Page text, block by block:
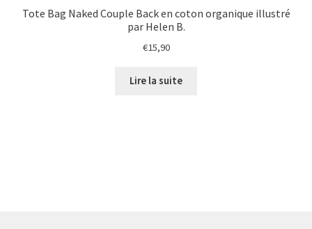
Tote Bag Naked Couple Back en coton organique illustré
par Helen B.
€15,90
Lire la suite